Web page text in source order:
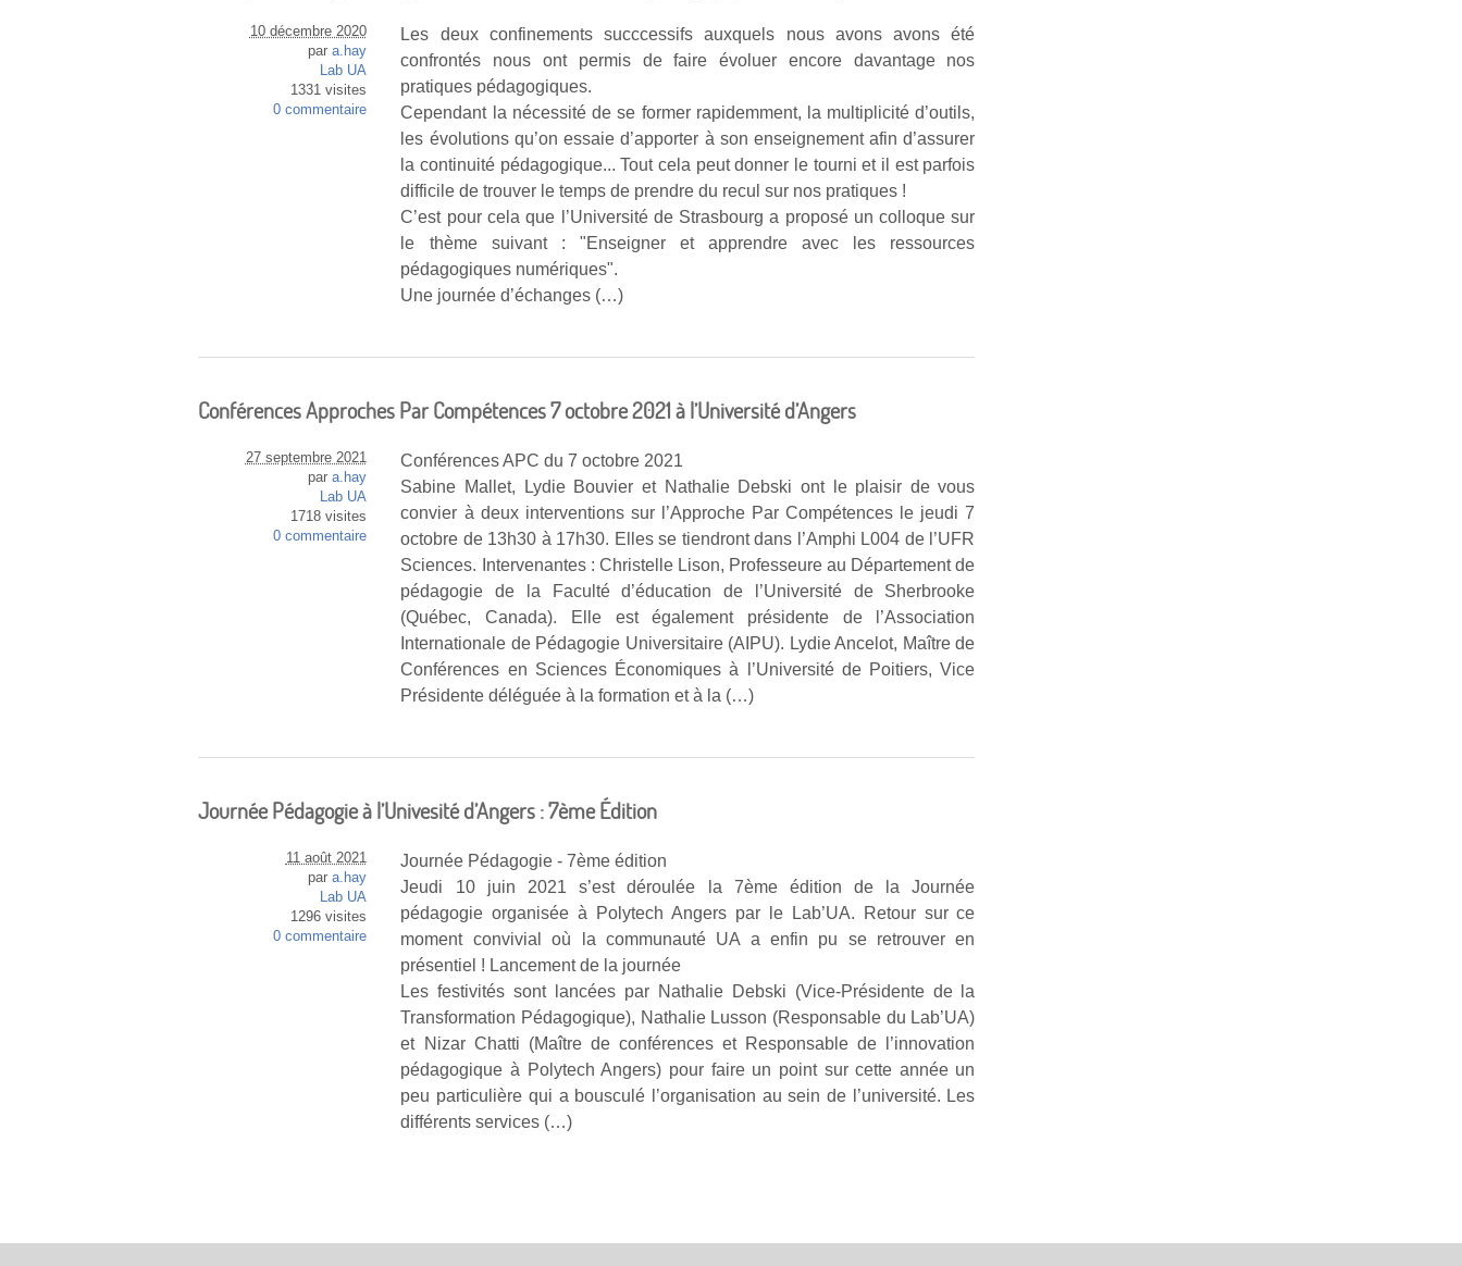
Les deux confinements succcessifs auxquels nous avons avons été
confrontés nous ont permis de faire évoluer encore davantage nos
pratiques pédagogiques.
Cependant la nécessité de se former rapidemment, la multiplicité d’outils,
les évolutions qu’on essaie d’apporter à son enseignement afin d’assurer
la continuité pédagogique... Tout cela peut donner le tourni et il est parfois
difficile de trouver le temps de prendre du recul sur nos pratiques !
C’est pour cela que l’Université de Strasbourg a proposé un colloque sur
le thème suivant : "Enseigner et apprendre avec les ressources
pédagogiques numériques".
Une journée d’échanges (…)
10 décembre 2020
par a.hay
Lab UA
1331 visites
0 commentaire
Conférences Approches Par Compétences 7 octobre 2021 à l’Université d’Angers
Conférences APC du 7 octobre 2021
Sabine Mallet, Lydie Bouvier et Nathalie Debski ont le plaisir de vous
convier à deux interventions sur l’Approche Par Compétences le jeudi 7
octobre de 13h30 à 17h30. Elles se tiendront dans l’Amphi L004 de l’UFR
Sciences. Intervenantes : Christelle Lison, Professeure au Département de
pédagogie de la Faculté d’éducation de l’Université de Sherbrooke
(Québec, Canada). Elle est également présidente de l’Association
Internationale de Pédagogie Universitaire (AIPU). Lydie Ancelot, Maître de
Conférences en Sciences Économiques à l’Université de Poitiers, Vice
Présidente déléguée à la formation et à la (…)
27 septembre 2021
par a.hay
Lab UA
1718 visites
0 commentaire
Journée Pédagogie à l’Univesité d’Angers : 7ème Édition
Journée Pédagogie - 7ème édition
Jeudi 10 juin 2021 s’est déroulée la 7ème édition de la Journée
pédagogie organisée à Polytech Angers par le Lab’UA. Retour sur ce
moment convivial où la communauté UA a enfin pu se retrouver en
présentiel ! Lancement de la journée
Les festivités sont lancées par Nathalie Debski (Vice-Présidente de la
Transformation Pédagogique), Nathalie Lusson (Responsable du Lab’UA)
et Nizar Chatti (Maître de conférences et Responsable de l’innovation
pédagogique à Polytech Angers) pour faire un point sur cette année un
peu particulière qui a bousculé l’organisation au sein de l’université. Les
différents services (…)
11 août 2021
par a.hay
Lab UA
1296 visites
0 commentaire